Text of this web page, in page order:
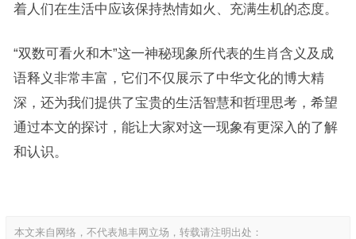
着人们在生活中应该保持热情如火、充满生机的态度。
“双数可看火和木”这一神秘现象所代表的生肖含义及成
语释义非常丰富，它们不仅展示了中华文化的博大精
深，还为我们提供了宝贵的生活智慧和哲理思考，希望
通过本文的探讨，能让大家对这一现象有更深入的了解
和认识。
本文来自网络，不代表旭丰网立场，转载请注明出处：